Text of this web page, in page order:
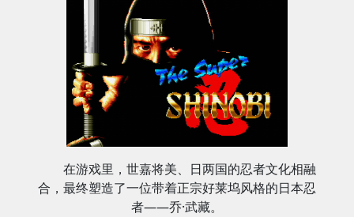
在游戏里，世嘉将美、日两国的忍者文化相融
合，最终塑造了一位带着正宗好莱坞风格的日本忍
者——乔·武藏。